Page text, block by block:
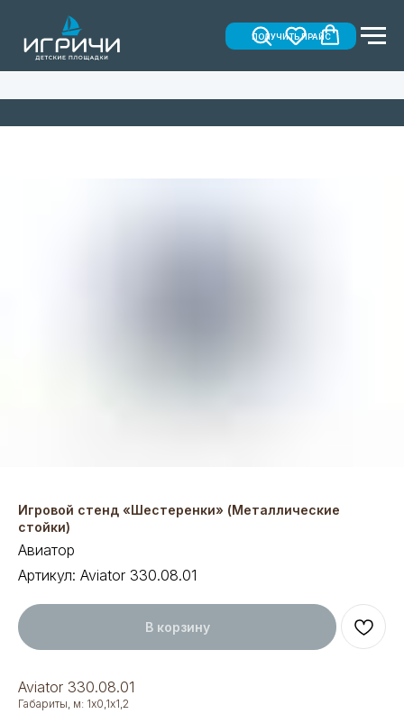
ПОЛУЧИТЬ ПРАЙС
Игровой стенд «Шестеренки» (Металлические
стойки)
Авиатор
Артикул: Aviator 330.08.01
В корзину
Aviator 330.08.01
Габариты, м: 1х0,1х1,2